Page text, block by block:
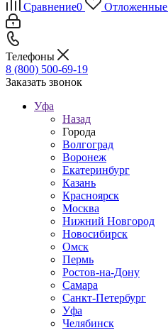
Сравнение0 Отложенные
Телефоны
8 (800) 500-69-19
Заказать звонок
Уфа
Назад
Города
Волгоград
Воронеж
Екатеринбург
Казань
Красноярск
Москва
Нижний Новгород
Новосибирск
Омск
Пермь
Ростов-на-Дону
Самара
Санкт-Петербург
Уфа
Челябинск